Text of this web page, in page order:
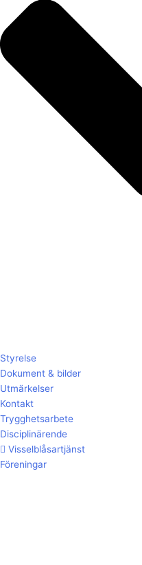
Styrelse
Dokument & bilder
Utmärkelser
Kontakt
Trygghetsarbete
Disciplinärende
Visselblåsartjänst
Föreningar